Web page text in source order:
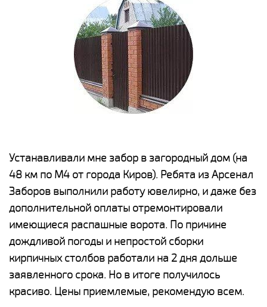
Устанавливали мне забор в загородный дом (на
48 км по М4 от города Киров). Ребята из Арсенал
Заборов выполнили работу ювелирно, и даже без
дополнительной оплаты отремонтировали
имеющиеся распашные ворота. По причине
дождливой погоды и непростой сборки
кирпичных столбов работали на 2 дня дольше
заявленного срока. Но в итоге получилось
красиво. Цены приемлемые, рекомендую всем.